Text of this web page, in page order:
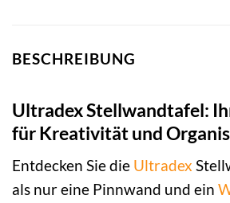
BESCHREIBUNG
Ultradex Stellwandtafel:
für Kreativität und
Entdecken Sie die Ultradex
als nur eine Pinnwand und ein